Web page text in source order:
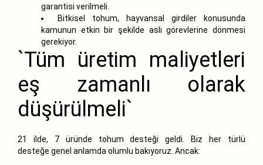
garantisi verilmeli.
Bitkisel tohum, hayvansal girdiler konusunda
kamunun etkin bir şekilde asli görevlerine dönmesi
gerekiyor.
`Tüm üretim maliyetleri
eş zamanlı olarak
düşürülmeli`
21 ilde, 7 üründe tohum desteği geldi. Biz her türlü
desteğe genel anlamda olumlu bakıyoruz. Ancak: